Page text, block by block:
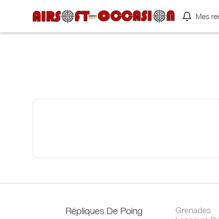
Mes
Répliques De Poing
Grenades